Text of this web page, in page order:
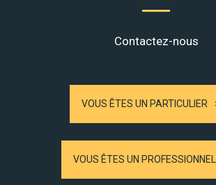
Contactez-nous
VOUS ÊTES UN PARTICULIER
VOUS ÊTES UN PROFESSIONNEL